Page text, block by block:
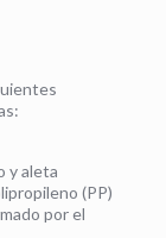
y aleta
(PP)
por el